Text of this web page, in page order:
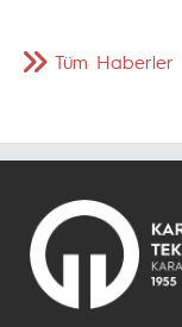
Tüm Haberler